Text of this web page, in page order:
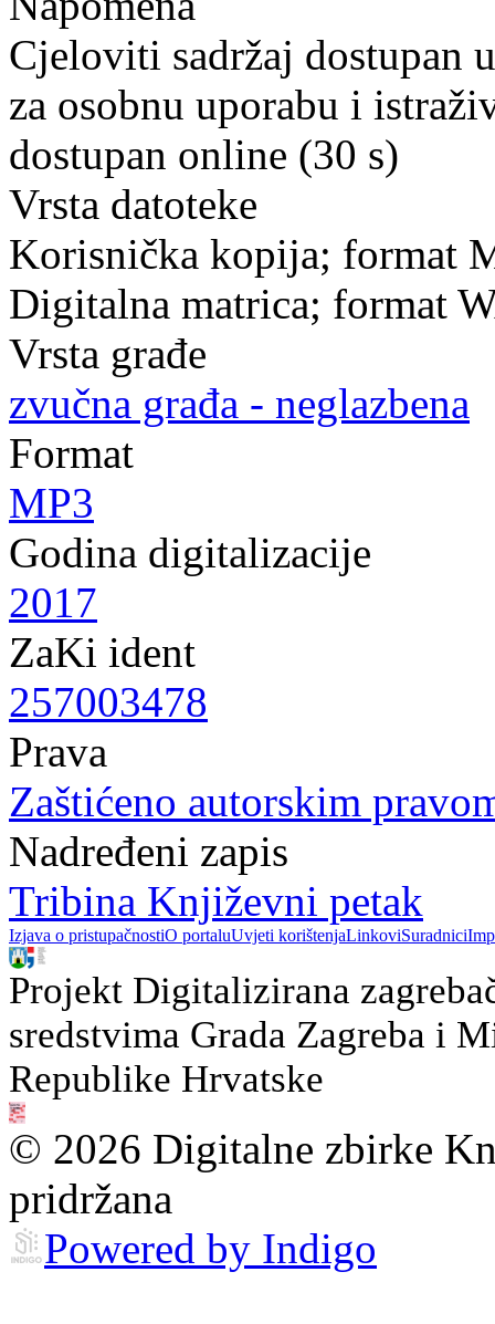
Cjeloviti sadržaj dostupan
za osobnu uporabu i
dostupan online (30 s)
Vrsta datoteke
Korisnička kopija; format
Digitalna matrica; format
Vrsta građe
zvučna građa - neglazbena
Format
MP3
Godina digitalizacije
2017
ZaKi ident
257003478
Prava
Zaštićeno autorskim
Nadređeni zapis
Tribina Književni petak
Izjava o pristupačnostiO portaluUvjeti korištenjaLinkoviSuradnici
Projekt Digitalizirana
sredstvima Grada Zagreba i
Republike Hrvatske
© 2026 Digitalne zbirke
pridržana
Powered by Indigo